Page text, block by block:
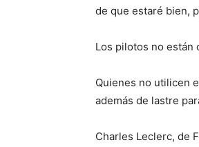
de que estaré bien,
Los pilotos no están
Quienes no utilicen
además de lastre
Charles Leclerc, de